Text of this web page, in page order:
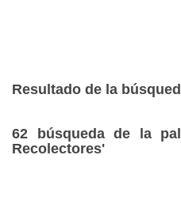
Resultado de la
62 búsqueda de la
Recolectores'